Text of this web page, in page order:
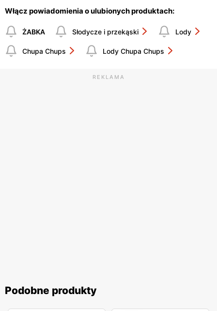
Włącz powiadomienia o ulubionych produktach:
ŻABKA Słodycze i przekąski Lody
Chupa Chups Lody Chupa Chups
REKLAMA
Podobne produkty